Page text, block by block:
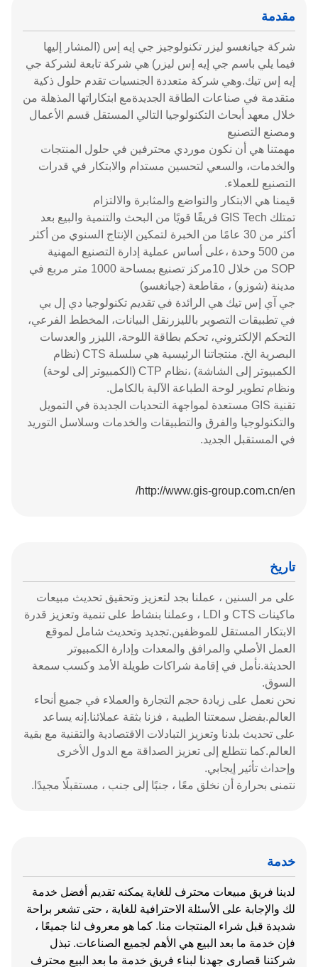
مقدمة
شركة جيانغسو ليزر تكنولوجيز جي إيه إس (المشار إليها
فيما يلي باسم جي إيه إس ليزر) هي شركة تابعة لشركة جي
إيه إس تيك.وهي شركة متعددة الجنسيات تقدم حلول ذكية
متقدمة في صناعات الطاقة الجديدةمع ابتكاراتها المذهلة من
خلال معهد أبحاث التكنولوجيا التالي المستقل قسم الأعمال
ومصنع التصنيع
مهمتنا هي أن نكون موردي محترفين في حلول المنتجات
والخدمات، والسعي لتحسين مستدام والابتكار في قدرات
التصنيع للعملاء.
قيمنا هي الابتكار والتواضع والمثابرة والالتزام
تمتلك GIS Tech فريقًا قويًا من البحث والتنمية والبيع بعد
أكثر من 30 عامًا من الخبرة لتمكين الإنتاج السنوي من أكثر
من 500 وحدة ،على أساس عملية إدارة التصنيع المهنية
SOP من خلال 10مركز تصنيع بمساحة 1000 متر مربع في
مدينة (شوزو) ، مقاطعة (جيانغسو)
جي آي إس تيك هي الرائدة في تقديم تكنولوجيا دي إل بي
في تطبيقات التصوير بالليزرنقل البيانات، المخطط الفرعي،
التحكم الإلكتروني، تحكم بطاقة اللوحة، الليزر والعدسات
البصرية الخ. منتجاتنا الرئيسية هي سلسلة CTS (نظام
الكمبيوتر إلى الشاشة) ،نظام CTP (الكمبيوتر إلى لوحة)
ونظام تطوير لوحة الطباعة الآلية بالكامل.
تقنية GIS مستعدة لمواجهة التحديات الجديدة في التمويل
والتكنولوجيا والفرق والتطبيقات والخدمات وسلاسل التوريد
في المستقبل الجديد.
http://www.gis-group.com.cn/en/
تاريخ
على مر السنين ، عملنا بجد لتعزيز وتحقيق تحديث مبيعات
ماكينات CTS و LDI ، وعملنا بنشاط على تنمية وتعزيز قدرة
الابتكار المستقل للموظفين.تجديد وتحديث شامل لموقع
العمل الأصلي والمرافق والمعدات وإدارة الكمبيوتر
الحديثة.نأمل في إقامة شراكات طويلة الأمد وكسب سمعة
السوق.
نحن نعمل على زيادة حجم التجارة والعملاء في جميع أنحاء
العالم.بفضل سمعتنا الطيبة ، فزنا بثقة عملائنا.إنه يساعد
على تحديث بلدنا وتعزيز التبادلات الاقتصادية والتقنية مع بقية
العالم.كما نتطلع إلى تعزيز الصداقة مع الدول الأخرى
وإحداث تأثير إيجابي.
نتمنى بحرارة أن نخلق معًا ، جنبًا إلى جنب ، مستقبلًا مجيدًا.
خدمة
لدينا فريق مبيعات محترف للغاية يمكنه تقديم أفضل خدمة
لك والإجابة على الأسئلة الاحترافية للغاية ، حتى تشعر براحة
شديدة قبل شراء المنتجات منا. كما هو معروف لنا جميعًا ،
فإن خدمة ما بعد البيع هي الأهم لجميع الصناعات. تبذل
شركتنا قصارى جهدنا لبناء فريق خدمة ما بعد البيع محترف